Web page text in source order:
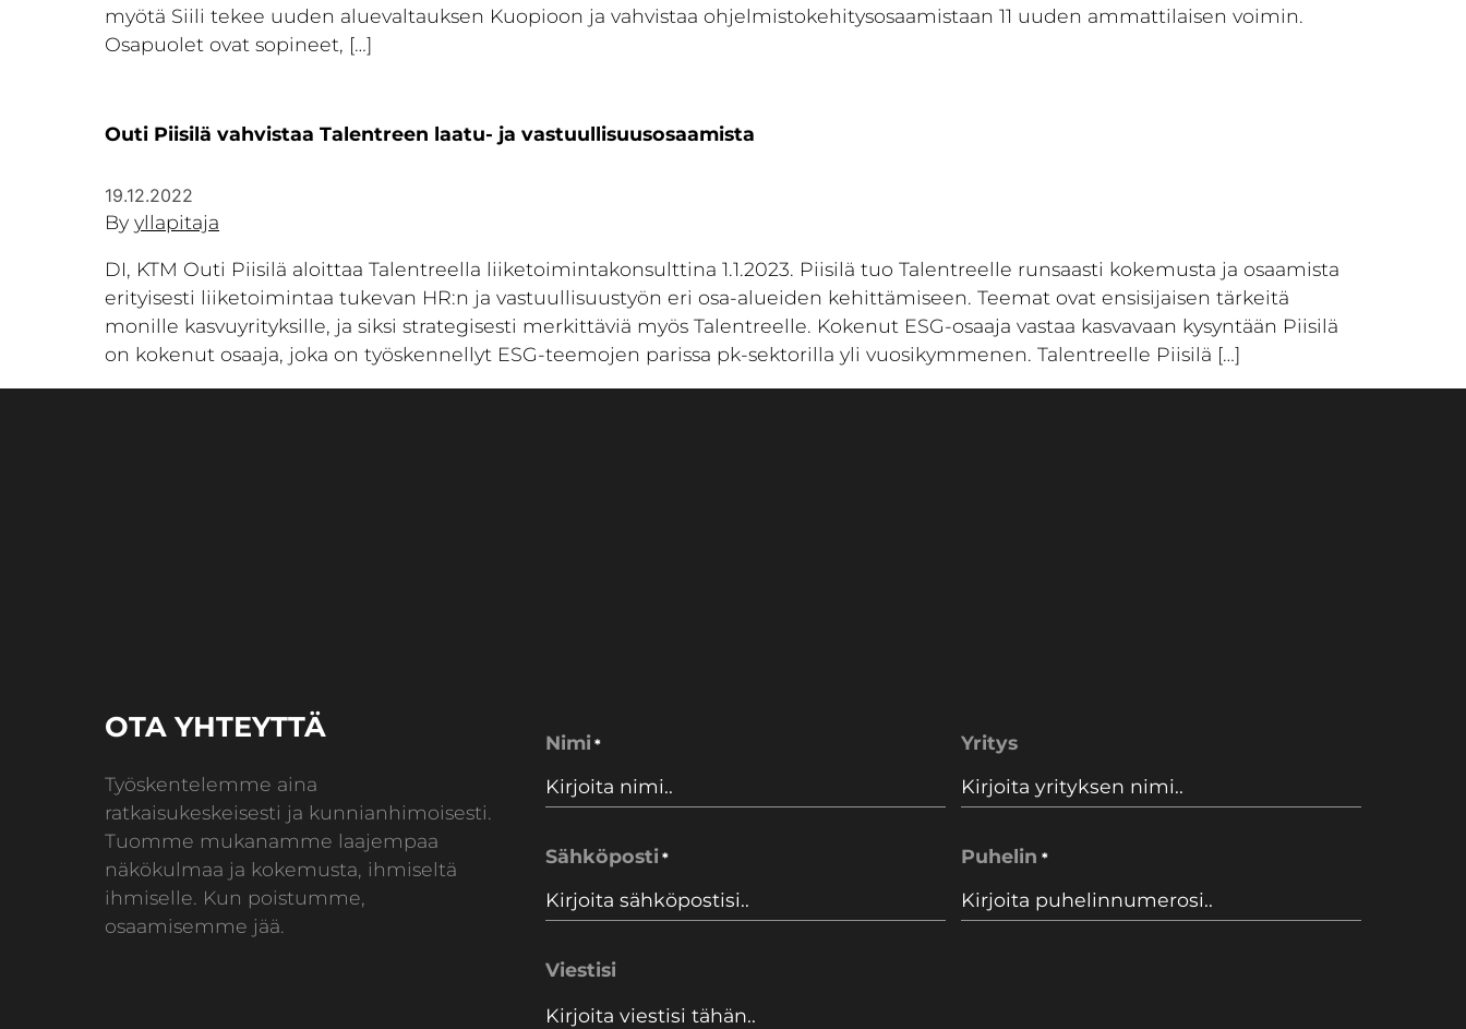
myötä Siili tekee uuden aluevaltauksen Kuopioon ja vahvistaa ohjelmistokehitysosaamistaan 11 uuden ammattilaisen voimin.
Osapuolet ovat sopineet, […]
Outi Piisilä vahvistaa Talentreen laatu- ja vastuullisuusosaamista
19.12.2022
By yllapitaja
DI, KTM Outi Piisilä aloittaa Talentreella liiketoimintakonsulttina 1.1.2023. Piisilä tuo Talentreelle runsaasti kokemusta ja osaamista
erityisesti liiketoimintaa tukevan HR:n ja vastuullisuustyön eri osa-alueiden kehittämiseen. Teemat ovat ensisijaisen tärkeitä
monille kasvuyrityksille, ja siksi strategisesti merkittäviä myös Talentreelle. Kokenut ESG-osaaja vastaa kasvavaan kysyntään Piisilä
on kokenut osaaja, joka on työskennellyt ESG-teemojen parissa pk-sektorilla yli vuosikymmenen. Talentreelle Piisilä […]
OTA YHTEYTTÄ
Työskentelemme aina
ratkaisukeskeisesti ja kunnianhimoisesti.
Tuomme mukanamme laajempaa
näkökulmaa ja kokemusta, ihmiseltä
ihmiselle. Kun poistumme,
osaamisemme jää.
Nimi * Yritys
Sähköposti * Puhelin *
Viestisi